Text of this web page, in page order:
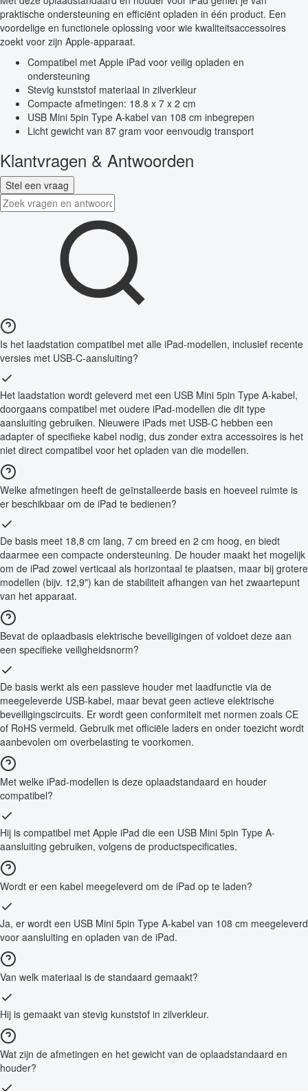
praktische ondersteuning en efficiënt opladen in één product. Een
voordelige en functionele oplossing voor wie kwaliteitsaccessoires
zoekt voor zijn Apple-apparaat.
Compatibel met Apple iPad voor veilig opladen en
ondersteuning
Stevig kunststof materiaal in zilverkleur
Compacte afmetingen: 18.8 x 7 x 2 cm
USB Mini 5pin Type A-kabel van 108 cm inbegrepen
Licht gewicht van 87 gram voor eenvoudig transport
Klantvragen & Antwoorden
Stel een vraag
Is het laadstation compatibel met alle iPad-modellen, inclusief recente
versies met USB-C-aansluiting?
Het laadstation wordt geleverd met een USB Mini 5pin Type A-kabel,
doorgaans compatibel met oudere iPad-modellen die dit type
aansluiting gebruiken. Nieuwere iPads met USB-C hebben een
adapter of specifieke kabel nodig, dus zonder extra accessoires is het
niet direct compatibel voor het opladen van die modellen.
Welke afmetingen heeft de geïnstalleerde basis en hoeveel ruimte is
er beschikbaar om de iPad te bedienen?
De basis meet 18,8 cm lang, 7 cm breed en 2 cm hoog, en biedt
daarmee een compacte ondersteuning. De houder maakt het mogelijk
om de iPad zowel verticaal als horizontaal te plaatsen, maar bij grotere
modellen (bijv. 12,9") kan de stabiliteit afhangen van het zwaartepunt
van het apparaat.
Bevat de oplaadbasis elektrische beveiligingen of voldoet deze aan
een specifieke veiligheidsnorm?
De basis werkt als een passieve houder met laadfunctie via de
meegeleverde USB-kabel, maar bevat geen actieve elektrische
beveiligingscircuits. Er wordt geen conformiteit met normen zoals CE
of RoHS vermeld. Gebruik met officiële laders en onder toezicht wordt
aanbevolen om overbelasting te voorkomen.
Met welke iPad-modellen is deze oplaadstandaard en houder
compatibel?
Hij is compatibel met Apple iPad die een USB Mini 5pin Type A-
aansluiting gebruiken, volgens de productspecificaties.
Wordt er een kabel meegeleverd om de iPad op te laden?
Ja, er wordt een USB Mini 5pin Type A-kabel van 108 cm meegeleverd
voor aansluiting en opladen van de iPad.
Van welk materiaal is de standaard gemaakt?
Hij is gemaakt van stevig kunststof in zilverkleur.
Wat zijn de afmetingen en het gewicht van de oplaadstandaard en
houder?